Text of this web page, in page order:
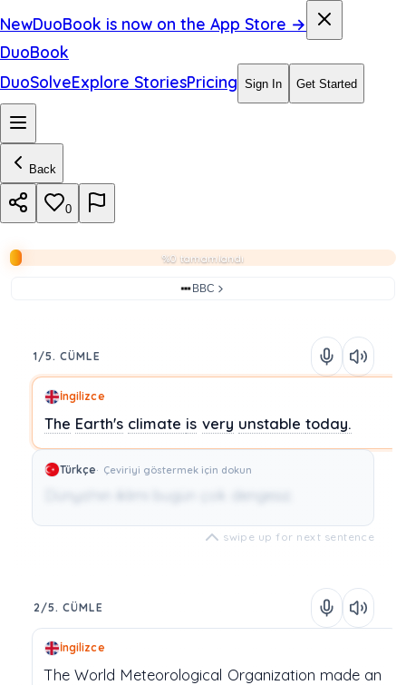
NewDuoBook is now on the App Store →
DuoBook
DuoSolveExplore StoriesPricing Sign In Get Started
Back
0
%0 tamamlandı
BBC
1/5. CÜMLE
İngilizce
The Earth's climate is very unstabletoday.
Türkçe Çeviriyi göstermek için dokun
Dünya'nın iklimi bugün çok dengesiz.
swipe up for next sentence
2/5. CÜMLE
İngilizce
The World Meteorological Organization made an